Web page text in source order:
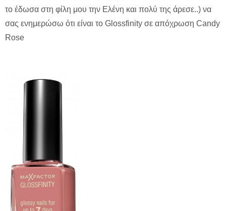
το έδωσα στη φίλη μου την Ελένη και πολύ της άρεσε..) να
σας ενημερώσω ότι είναι το Glossfinity σε απόχρωση Candy
Rose